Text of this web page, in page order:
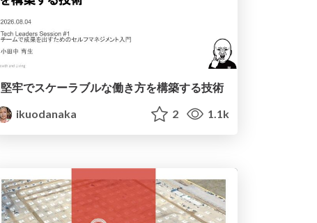
堅牢でスケーラブルな働き方を構築する技術
ikuodanaka
2 1.1k